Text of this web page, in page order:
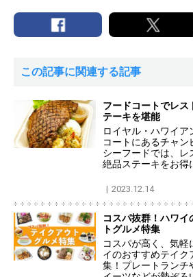
この記事に関連する記事
フードコートでレス
テーキを堪能
ロイヤル・ハワイア
コートにあるチャン
シーフードでは、レ
絶品ステーキをお得
2023.12.14
コスパ抜群！ハワイ
トグルメ特集
コスパが高く、気軽
イのおすすめテイク
集！プレートランチ